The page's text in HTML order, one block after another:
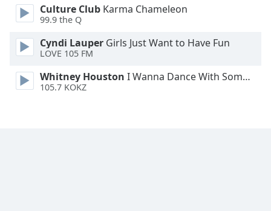
Dialog
End
Culture Club Karma Chameleon
99.9 the Q
Cyndi Lauper Girls Just Want to Have Fun
LOVE 105 FM
Whitney Houston I Wanna Dance With Somebody
105.7 KOKZ